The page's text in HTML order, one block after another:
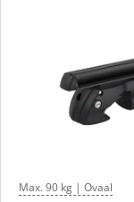
Max. 90 kg | Ovaal